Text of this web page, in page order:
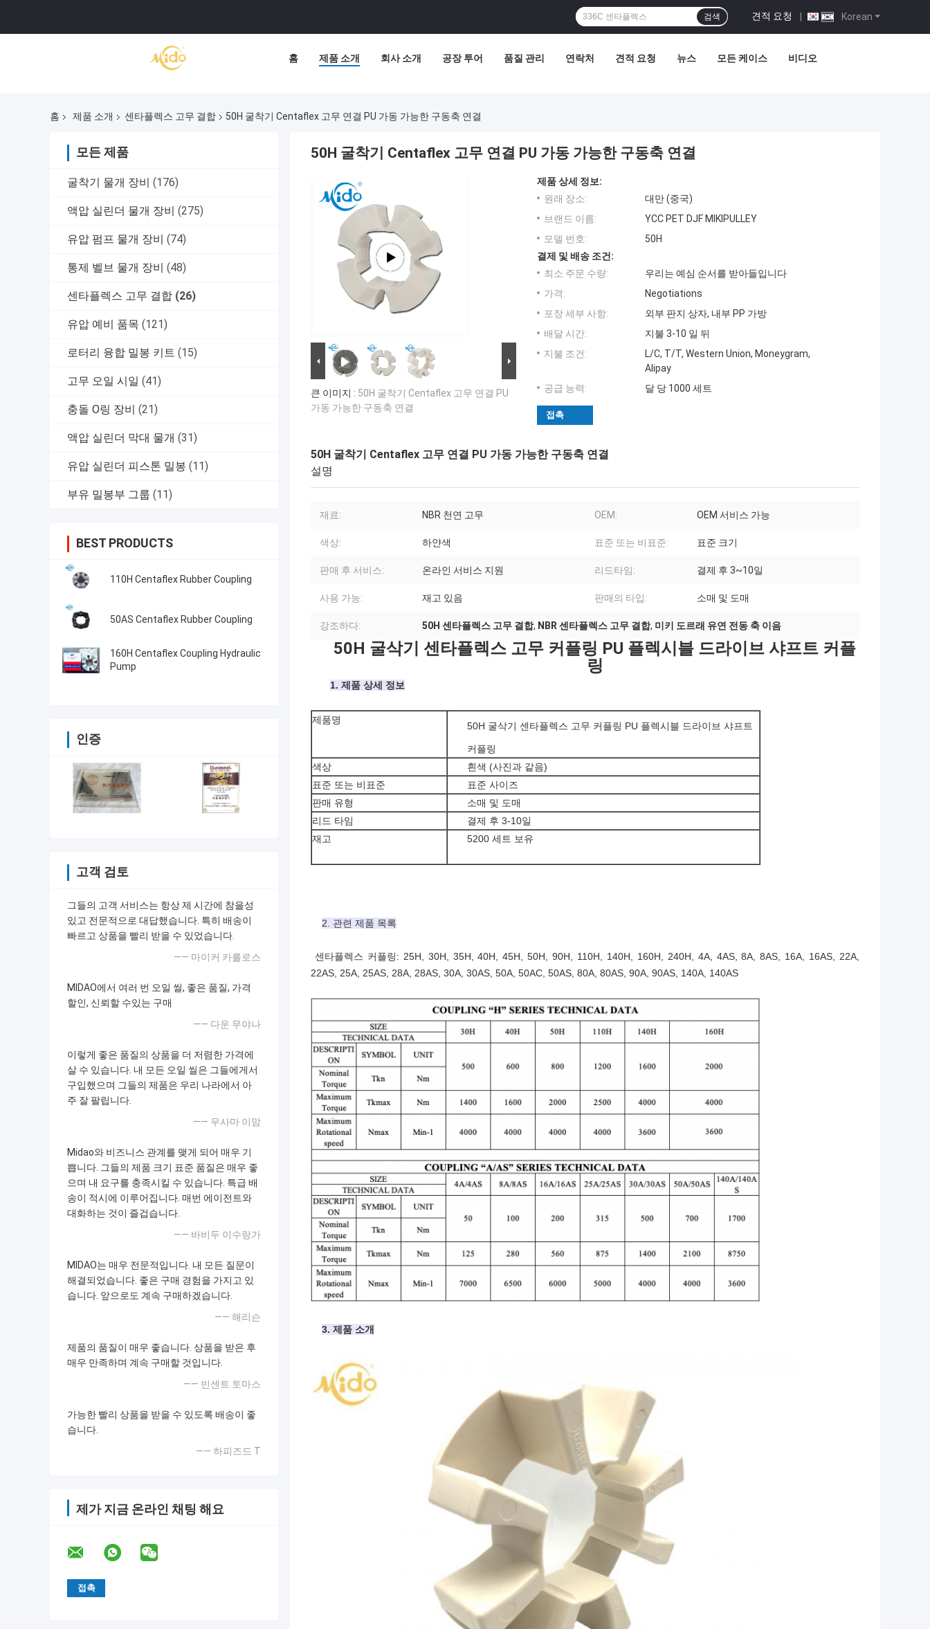
Korean
견적 요청 |
검색
홈 제품 소개 회사 소개 공장 투어 품질 관리 연락처 견적 요청 뉴스 모든 케이스 비디오
홈 제품 소개 센타플렉스 고무 결합 50H 굴착기 Centaflex 고무 연결 PU 가동 가능한 구동축 연결
모든 제품
굴착기 물개 장비 (176)
액압 실린더 물개 장비 (275)
유압 펌프 물개 장비 (74)
통제 벨브 물개 장비 (48)
센타플렉스 고무 결합 (26)
유압 예비 품목 (121)
로터리 융합 밀봉 키트 (15)
고무 오일 시일 (41)
충돌 O링 장비 (21)
액압 실린더 막대 물개 (31)
유압 실린더 피스톤 밀봉 (11)
부유 밀봉부 그룹 (11)
BEST PRODUCTS
110H Centaflex Rubber Coupling
50AS Centaflex Rubber Coupling
160H Centaflex Coupling Hydraulic
Pump
인증
고객 검토
그들의 고객 서비스는 항상 제 시간에 참을성
있고 전문적으로 대답했습니다. 특히 배송이
빠르고 상품을 빨리 받을 수 있었습니다.
—— 마이커 카를로스
MIDAO에서 여러 번 오일 씰, 좋은 품질, 가격
할인, 신뢰할 수있는 구매
—— 다운 무야나
이렇게 좋은 품질의 상품을 더 저렴한 가격에
살 수 있습니다. 내 모든 오일 씰은 그들에게서
구입했으며 그들의 제품은 우리 나라에서 아
주 잘 팔립니다.
—— 우사마 이맘
Midao와 비즈니스 관계를 맺게 되어 매우 기
쁩니다. 그들의 제품 크기 표준 품질은 매우 좋
으며 내 요구를 충족시킬 수 있습니다. 특급 배
송이 적시에 이루어집니다. 매번 에이전트와
대화하는 것이 즐겁습니다.
—— 바비두 이수랑가
MIDAO는 매우 전문적입니다. 내 모든 질문이
해결되었습니다. 좋은 구매 경험을 가지고 있
습니다. 앞으로도 계속 구매하겠습니다.
—— 해리슨
제품의 품질이 매우 좋습니다. 상품을 받은 후
매우 만족하며 계속 구매할 것입니다.
—— 빈센트 토마스
가능한 빨리 상품을 받을 수 있도록 배송이 좋
습니다.
—— 하피즈드 T
제가 지금 온라인 채팅 해요
50H 굴착기 Centaflex 고무 연결 PU 가동 가능한 구동축 연결
큰 이미지 : 50H 굴착기 Centaflex 고무 연결 PU
가동 가능한 구동축 연결
제품 상세 정보:
원래 장소:
대만 (중국)
브랜드 이름:
YCC PET DJF MIKIPULLEY
모델 번호:
50H
결제 및 배송 조건:
최소 주문 수량:
우리는 예심 순서를 받아들입니다
가격:
Negotiations
포장 세부 사항:
외부 판지 상자, 내부 PP 가방
배달 시간:
지불 3-10 일 뒤
지불 조건:
L/C, T/T, Western Union, Moneygram,
Alipay
공급 능력:
달 당 1000 세트
접촉
50H 굴착기 Centaflex 고무 연결 PU 가동 가능한 구동축 연결
설명
재료: NBR 천연 고무 OEM: OEM 서비스 가능
색상: 하얀색 표준 또는 비표준: 표준 크기
판매 후 서비스: 온라인 서비스 지원 리드타임: 결제 후 3~10일
사용 가능: 재고 있음 판매의 타입: 소매 및 도매
강조하다: 50H 센타플렉스 고무 결합, NBR 센타플렉스 고무 결합, 미키 도르래 유연 전동 축 이음
50H 굴삭기 센타플렉스 고무 커플링 PU 플렉시블 드라이브 샤프트 커플
링
1. 제품 상세 정보
제품명
50H 굴삭기 센타플렉스 고무 커플링 PU 플렉시블 드라이브 샤프트
커플링
색상
흰색 (사진과 같음)
표준 또는 비표준
표준 사이즈
판매 유형
소매 및 도매
리드 타임
결제 후 3-10일
재고
5200 세트 보유
2. 관련 제품 목록
센타플렉스 커플링: 25H, 30H, 35H, 40H, 45H, 50H, 90H, 110H, 140H, 160H, 240H, 4A, 4AS, 8A, 8AS, 16A, 16AS, 22A,
22AS, 25A, 25AS, 28A, 28AS, 30A, 30AS, 50A, 50AC, 50AS, 80A, 80AS, 90A, 90AS, 140A, 140AS
3. 제품 소개